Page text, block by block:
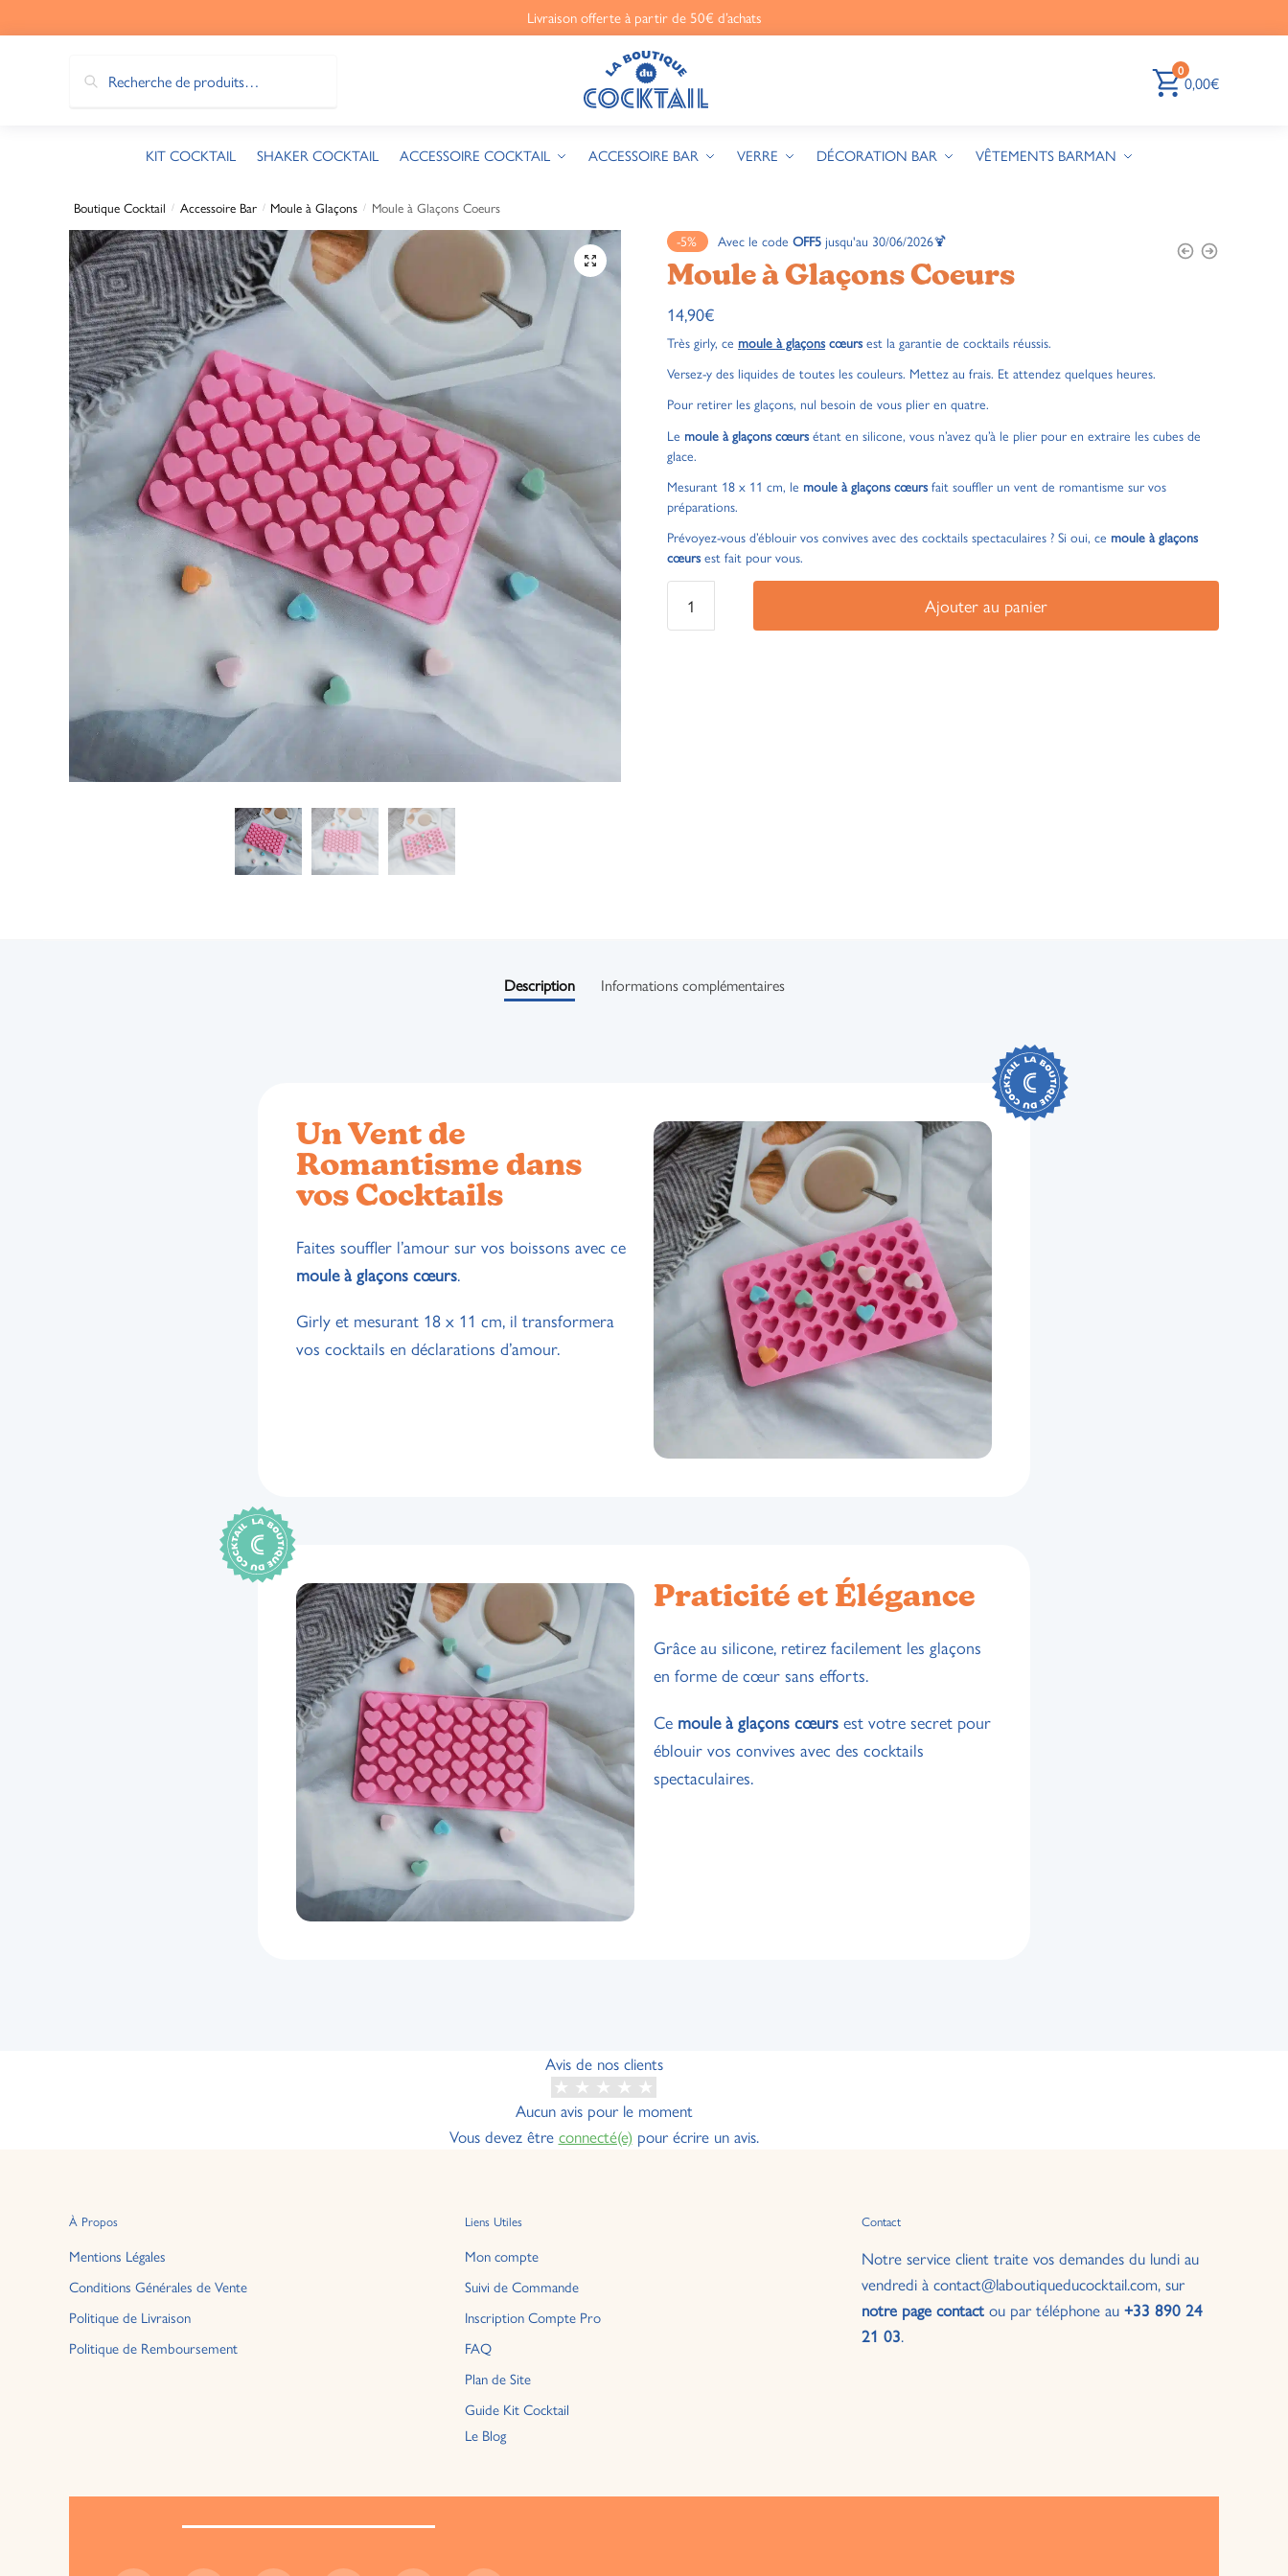
Livraison offerte à partir de 50€ d’achats
0
0,00€
KIT COCKTAIL SHAKER COCKTAIL ACCESSOIRE COCKTAIL ACCESSOIRE BAR VERRE DÉCORATION BAR VÊTEMENTS BARMAN
Boutique Cocktail / Accessoire Bar / Moule à Glaçons / Moule à Glaçons Coeurs
🔍
-5% Avec le code OFF5 jusqu'au 30/06/2026🍹
Moule à Glaçons Coeurs
14,90€
Très girly, ce moule à glaçons cœurs est la garantie de cocktails réussis.
Versez-y des liquides de toutes les couleurs. Mettez au frais. Et attendez quelques heures.
Pour retirer les glaçons, nul besoin de vous plier en quatre.
Le moule à glaçons cœurs étant en silicone, vous n’avez qu’à le plier pour en extraire les cubes de
glace.
Mesurant 18 x 11 cm, le moule à glaçons cœurs fait souffler un vent de romantisme sur vos
préparations.
Prévoyez-vous d’éblouir vos convives avec des cocktails spectaculaires ? Si oui, ce moule à glaçons
cœurs est fait pour vous.
Ajouter au panier
Description Informations complémentaires
Un Vent de
Romantisme dans
vos Cocktails
Faites souffler l’amour sur vos boissons avec ce
moule à glaçons cœurs.
Girly et mesurant 18 x 11 cm, il transformera
vos cocktails en déclarations d’amour.
Praticité et Élégance
Grâce au silicone, retirez facilement les glaçons
en forme de cœur sans efforts.
Ce moule à glaçons cœurs est votre secret pour
éblouir vos convives avec des cocktails
spectaculaires.
Avis de nos clients
Aucun avis pour le moment
Vous devez être connecté(e)pour écrire un avis.
À Propos
Mentions Légales
Conditions Générales de Vente
Politique de Livraison
Politique de Remboursement
Liens Utiles
Mon compte
Suivi de Commande
Inscription Compte Pro
FAQ
Plan de Site
Guide Kit Cocktail
Le Blog
Contact
Notre service client traite vos demandes du lundi au
vendredi à contact@laboutiqueducocktail.com, sur
notre page contactou par téléphone au +33 890 24
21 03.